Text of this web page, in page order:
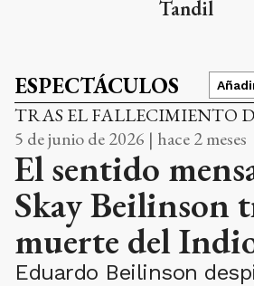
Tandil
ESPECTÁCULOS
TRAS EL FALLECIMIENTO
5 de junio de 2026 | hace 2 meses
El sentido
Skay Beilinson
muerte del
Eduardo Beilinson